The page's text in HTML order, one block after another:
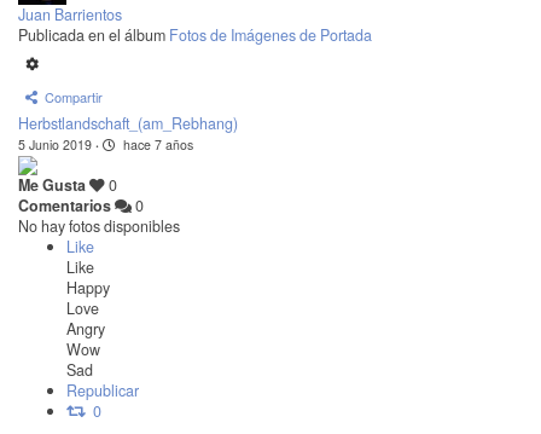
Juan Barrientos
Publicada en el álbum Fotos de Imágenes de Portada
Compartir
Herbstlandschaft_(am_Rebhang)
5 Junio 2019 · hace 7 años
Me Gusta
0
Comentarios
0
No hay fotos disponibles
Like
Like
Happy
Love
Angry
Wow
Sad
Republicar
0